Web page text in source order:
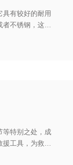
有较好的耐用
不锈钢，这些
理，能够有效
等特别之处，成
援工具，为救援